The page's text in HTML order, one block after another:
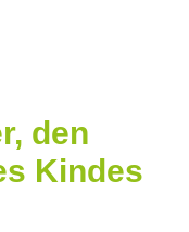
den
Kindes